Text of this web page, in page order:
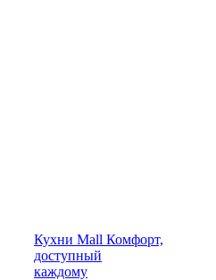
Кухни Mall Комфорт,
доступный
каждому